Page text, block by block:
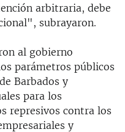
arbitraria, debe
subrayaron.
al gobierno
parámetros públicos
Barbados y
para los
represivos contra los
y